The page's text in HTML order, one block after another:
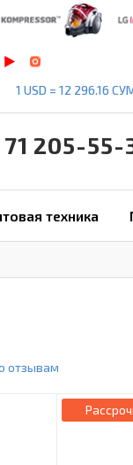
1 USD = 12 296.16
205-55-
техника
отзывам